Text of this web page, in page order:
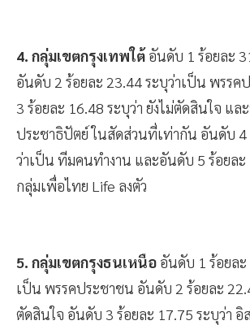
4. กลุ่มเขตกรุงเทพใต้ อันดับ 1 ร้อยละ
อันดับ 2 ร้อยละ 23.44 ระบุว่าเป็น พรรค
3 ร้อยละ 16.48 ระบุว่า ยังไม่ตัดสินใจ แล
ประชาธิปัตย์ ในสัดส่วนที่เท่ากัน อันดับ 4
ว่าเป็น ทีมคนทำงาน และอันดับ 5 ร้อยละ
5. กลุ่มเขตกรุงธนเหนืออันดับ 1 ร้อยละ
เป็น พรรคประชาชน อันดับ 2 ร้อยละ